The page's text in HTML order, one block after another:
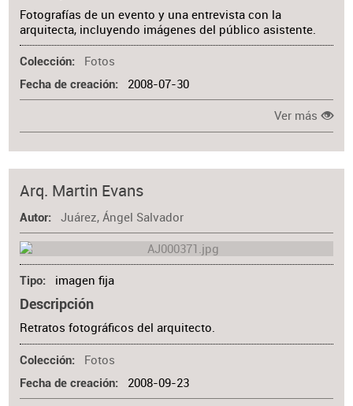
Fotografías de un evento y una entrevista con la
arquitecta, incluyendo imágenes del público asistente.
Colección Fotos
Fecha de creación 2008-07-30
Ver más
Arq. Martin Evans
Autor Juárez, Ángel Salvador
Tipo imagen fija
Descripción
Retratos fotográficos del arquitecto.
Colección Fotos
Fecha de creación 2008-09-23